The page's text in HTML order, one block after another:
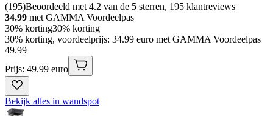
(195)Beoordeeld met 4.2 van de 5 sterren, 195 klantreviews
34.99 met GAMMA Voordeelpas
30% korting30% korting
30% korting, voordeelprijs: 34.99 euro met GAMMA Voordeelpas
49.99
Prijs: 49.99 euro
Bekijk alles in wandspot